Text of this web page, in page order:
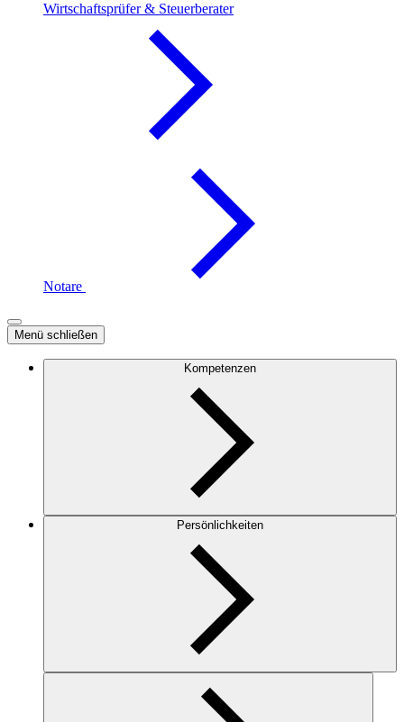
Wirtschaftsprüfer & Steuerberater
Notare
Menü schließen
Kompetenzen
Persönlichkeiten